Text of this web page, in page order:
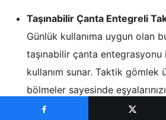
Taşınabilir Çanta Entegreli
Günlük kullanıma uygun olan
taşınabilir çanta
kullanım sunar. Taktik gömlek
bölmeler sayesinde
taşıyabilirsiniz.